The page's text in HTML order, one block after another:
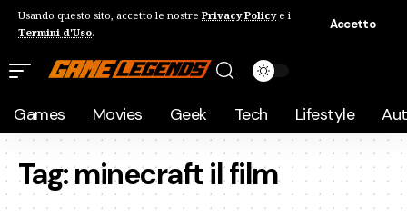
Usando questo sito, accetto le nostre Privacy Policye i
Termini d'Uso.
Accetto
Games Movies Geek Tech Lifestyle
Tag:minecraft il film